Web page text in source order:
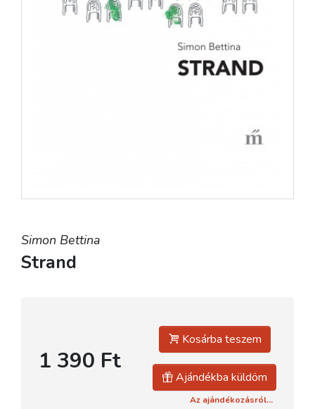
Simon Bettina
Strand
1 390 Ft
Kosárba teszem
Ajándékba küldöm
Az ajándékozásról...